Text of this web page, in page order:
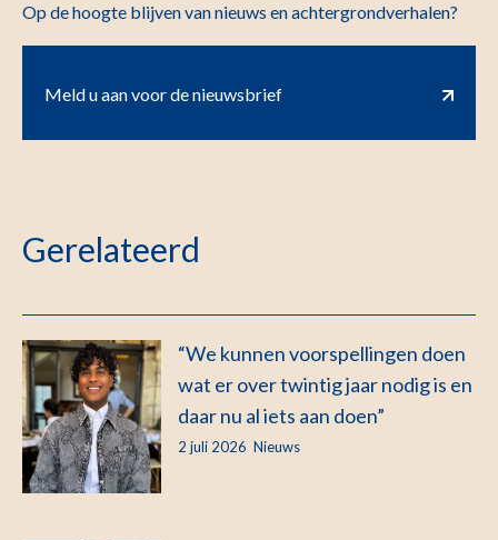
Op de hoogte blijven van nieuws en achtergrondverhalen?
Meld u aan voor de nieuwsbrief
Gerelateerd
“We kunnen voorspellingen doen
wat er over twintig jaar nodig is en
daar nu al iets aan doen”
2 juli 2026 Nieuws